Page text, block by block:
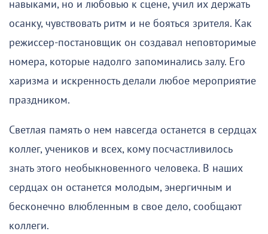
навыками, но и любовью к сцене, учил их держать
осанку, чувствовать ритм и не бояться зрителя. Как
режиссер-постановщик он создавал неповторимые
номера, которые надолго запоминались залу. Его
харизма и искренность делали любое мероприятие
праздником.
Светлая память о нем навсегда останется в сердцах
коллег, учеников и всех, кому посчастливилось
знать этого необыкновенного человека. В наших
сердцах он останется молодым, энергичным и
бесконечно влюбленным в свое дело, сообщают
коллеги.